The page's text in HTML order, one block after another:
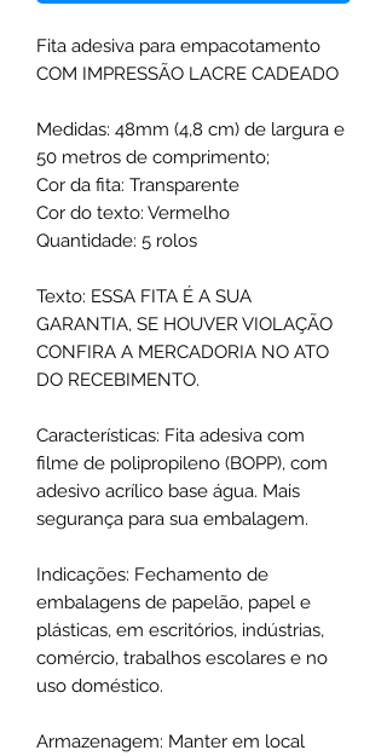
Fita adesiva para empacotamento
COM IMPRESSÃO LACRE CADEADO
Medidas: 48mm (4,8 cm) de largura e
50 metros de comprimento;
Cor da fita: Transparente
Cor do texto: Vermelho
Quantidade: 5 rolos
Texto: ESSA FITA É A SUA
GARANTIA, SE HOUVER VIOLAÇÃO
CONFIRA A MERCADORIA NO ATO
DO RECEBIMENTO.
Características: Fita adesiva com
filme de polipropileno (BOPP), com
adesivo acrílico base água. Mais
segurança para sua embalagem.
Indicações: Fechamento de
embalagens de papelão, papel e
plásticas, em escritórios, indústrias,
comércio, trabalhos escolares e no
uso doméstico.
Armazenagem: Manter em local